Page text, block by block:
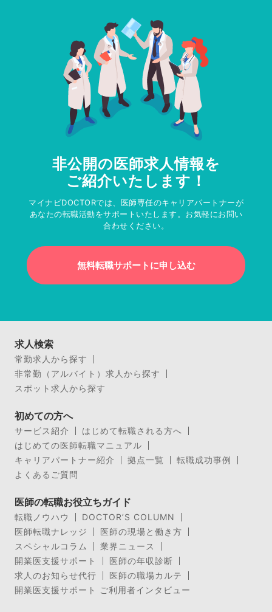
非公開の医師求人情報を
ご紹介いたします！
マイナビDOCTORでは、医師専任のキャリアパートナーが
あなたの転職活動をサポートいたします。お気軽にお問い
合わせください。
無料転職サポートに申し込む
求人検索
常勤求人から探す
非常勤（アルバイト）求人から探す
スポット求人から探す
初めての方へ
サービス紹介
はじめて転職される方へ
はじめての医師転職マニュアル
キャリアパートナー紹介
拠点一覧
転職成功事例
よくあるご質問
医師の転職お役立ちガイド
転職ノウハウ
DOCTOR’S COLUMN
医師転職ナレッジ
医師の現場と働き方
スペシャルコラム
業界ニュース
開業医支援サポート
医師の年収診断
求人のお知らせ代行
医師の職場カルテ
開業医支援サポート ご利用者インタビュー